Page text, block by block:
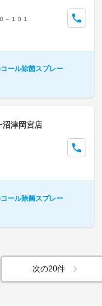
－１０１
ール除菌スプレー
沼津岡宮店
ール除菌スプレー
次の20件